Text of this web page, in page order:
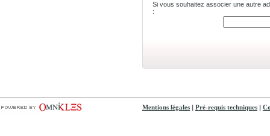
Si vous souhaitez associer une autre
:
Mentions légales Pré-requis techniques